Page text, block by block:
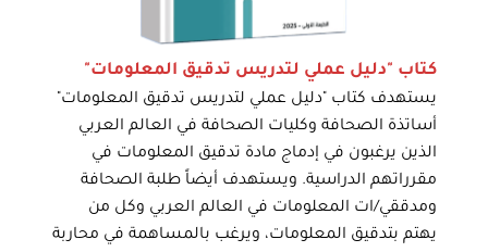
كتاب "دليل عملي لتدريس تدقيق المعلومات"
يستهدف كتاب "دليل عملي لتدريس تدقيق المعلومات"
أساتذة الصحافة وكليات الصحافة في العالم العربي
الذين يرغبون في إدماج مادة تدقيق المعلومات في
مقرراتهم الدراسية. ويستهدف أيضاً طلبة الصحافة
ومدققي/ات المعلومات في العالم العربي وكل من
يهتم بتدقيق المعلومات، ويرغب بالمساهمة في محاربة